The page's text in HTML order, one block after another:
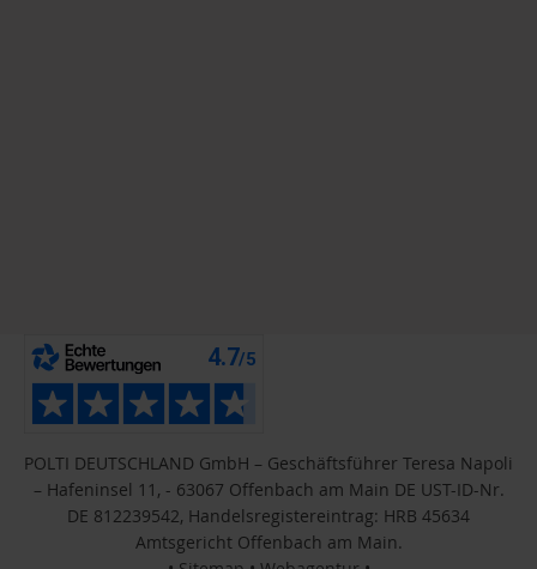
POLTI DEUTSCHLAND GmbH – Geschäftsführer Teresa Napoli
– Hafeninsel 11, - 63067 Offenbach am Main DE UST-ID-Nr.
DE 812239542, Handelsregistereintrag: HRB 45634
Amtsgericht Offenbach am Main.